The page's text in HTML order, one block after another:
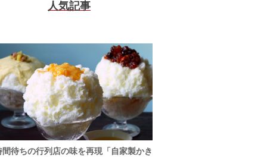
人気記事
間待ちの行列店の味を再現「自家製かき